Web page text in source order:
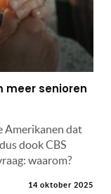
meer senioren
Amerikanen dat
dook CBS
waarom?
14 oktober 2025